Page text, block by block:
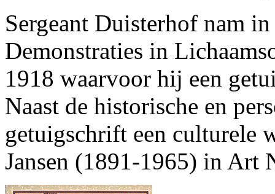
Sergeant Duisterhof nam
Demonstraties in
1918 waarvoor hij een
Naast de historische en
getuigschrift een culturele
Jansen (1891-1965) in Art